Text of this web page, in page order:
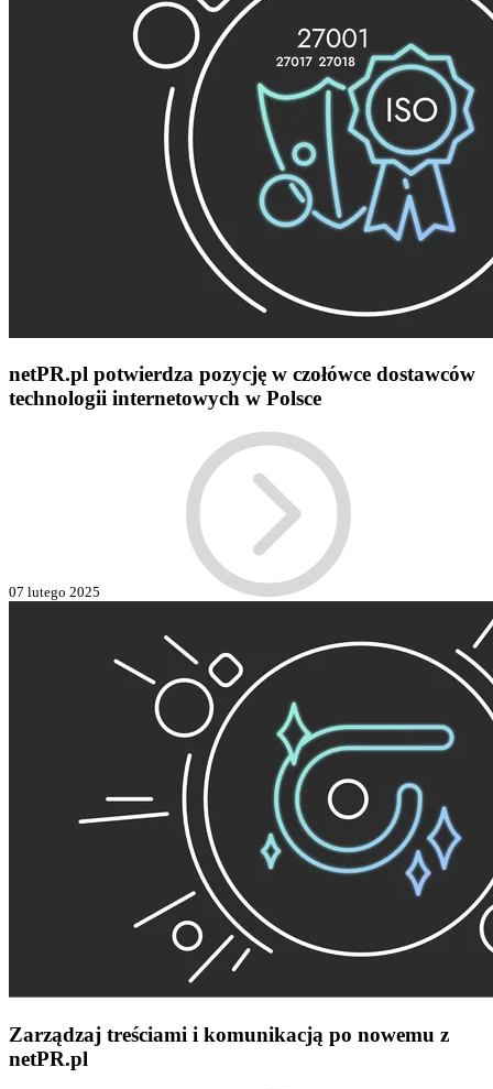
netPR.pl potwierdza pozycję w czołówce dostawców
technologii internetowych w Polsce
07 lutego 2025
Zarządzaj treściami i komunikacją po nowemu z
netPR.pl